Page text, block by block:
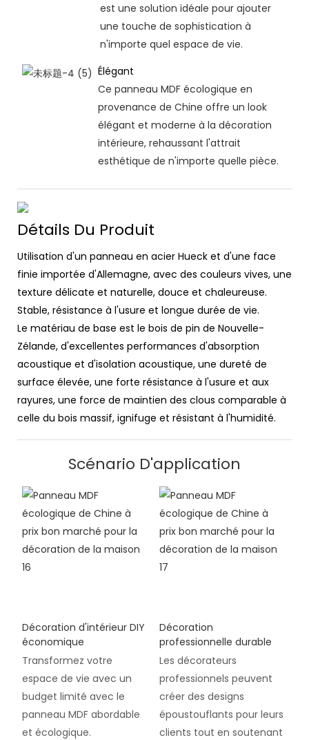
est une solution idéale pour ajouter
une touche de sophistication à
n'importe quel espace de vie.
Élégant
Ce panneau MDF écologique en
provenance de Chine offre un look
élégant et moderne à la décoration
intérieure, rehaussant l'attrait
esthétique de n'importe quelle pièce.
Détails Du Produit
Utilisation d'un panneau en acier Hueck et d'une face
finie importée d'Allemagne, avec des couleurs vives, une
texture délicate et naturelle, douce et chaleureuse.
Stable, résistance à l'usure et longue durée de vie.
Le matériau de base est le bois de pin de Nouvelle-
Zélande, d'excellentes performances d'absorption
acoustique et d'isolation acoustique, une dureté de
surface élevée, une forte résistance à l'usure et aux
rayures, une force de maintien des clous comparable à
celle du bois massif, ignifuge et résistant à l'humidité.
Scénario D'application
Décoration d'intérieur DIY
économique
Transformez votre
espace de vie avec un
budget limité avec le
panneau MDF abordable
et écologique.
Décoration
professionnelle durable
Les décorateurs
professionnels peuvent
créer des designs
époustouflants pour leurs
clients tout en soutenant